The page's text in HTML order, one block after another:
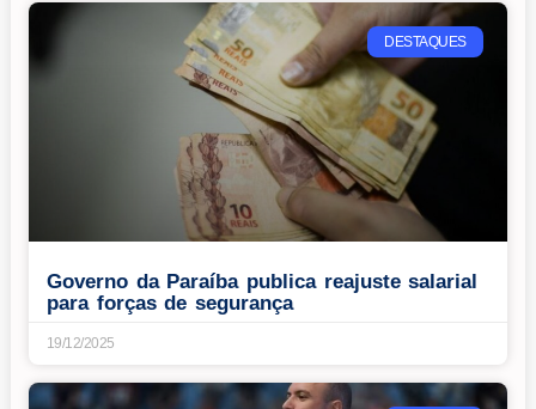
DESTAQUES
Governo da Paraíba publica reajuste salarial
para forças de segurança
19/12/2025